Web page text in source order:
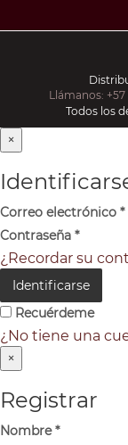
Llámanos: +57
Todos los
×
Correo electrónico *
Contraseña *
¿Recordar su
Identificarse
Recuérdeme
¿No tiene una
×
Registrar
Nombre*